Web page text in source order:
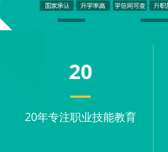
20
20年专注职业技能教育